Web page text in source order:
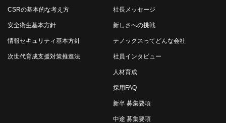
CSRの基本的な考え方
安全衛生基本方針
情報セキュリティ基本方針
次世代育成支援対策推進法
社長メッセージ
新しさへの挑戦
テノックスってどんな会社
社員インタビュー
人材育成
採用FAQ
新卒 募集要項
中途 募集要項